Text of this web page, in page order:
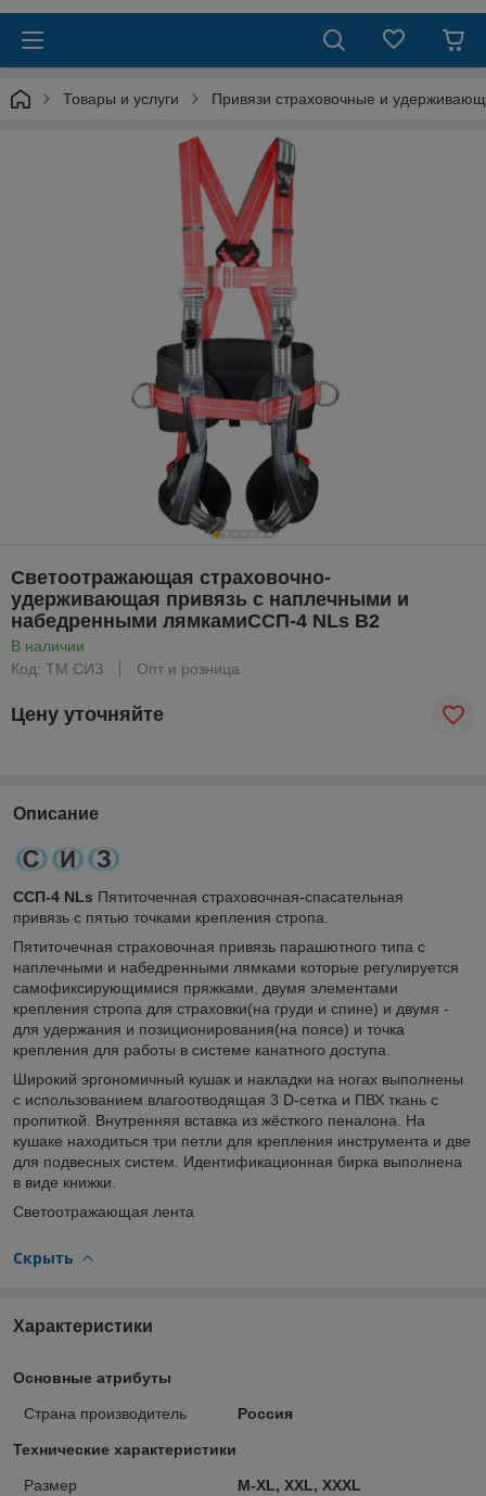
Товары и услуги Привязи страховочные и
Светоотражающая страховочно-
удерживающая привязь с наплечными и
набедренными лямкамиССП-4 NLs В2
В наличии
Код: ТМ СИЗ
Опт и розница
Цену уточняйте
Описание
ССП-4 NLs Пятиточечная страховочная-спасательная
привязь с пятью точками крепления стропа.
Пятиточечная страховочная привязь парашютного типа с
наплечными и набедренными лямками которые регулируется
самофиксирующимися пряжками, двумя элементами
крепления стропа для страховки(на груди и спине) и двумя -
для удержания и позиционирования(на поясе) и точка
крепления для работы в системе канатного доступа.
Широкий эргономичный кушак и накладки на ногах выполнены
с использованием влагоотводящая 3 D-сетка и ПВХ ткань с
пропиткой. Внутренняя вставка из жёсткого пеналона. На
кушаке находиться три петли для крепления инструмента и две
для подвесных систем. Идентификационная бирка выполнена
в виде книжки.
Светоотражающая лента
Скрыть
Характеристики
Основные атрибуты
Страна производитель Россия
Технические характеристики
Размер
M-XL, XXL, XXXL